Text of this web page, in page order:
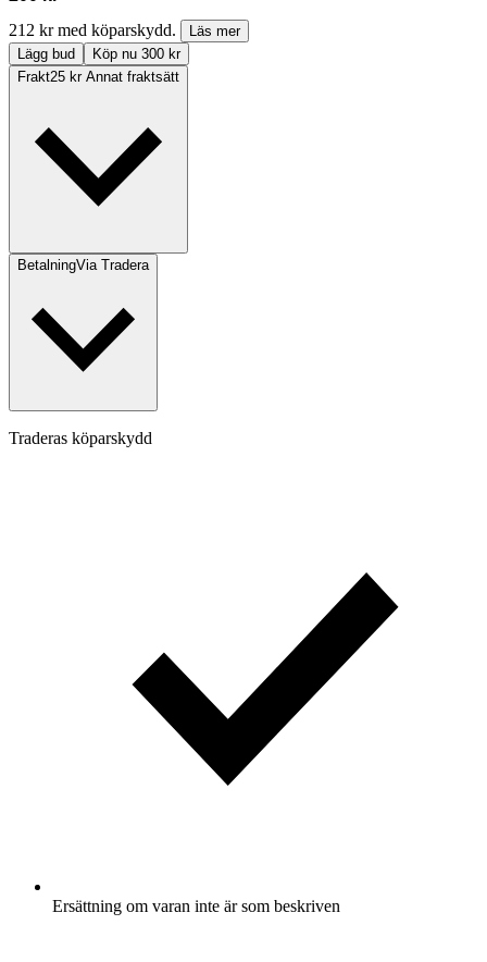
212 kr med köparskydd.
Läs mer
Lägg bud
Köp nu 300 kr
Frakt25 kr Annat fraktsätt
BetalningVia Tradera
Traderas köparskydd
Ersättning om varan inte är som beskriven